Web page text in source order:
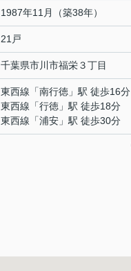
1987年11月（築38年）
21戸
千葉県市川市福栄３丁目
東西線 「南行徳 」駅 徒歩16分
東西線 「行徳 」駅 徒歩18分
東西線 「浦安 」駅 徒歩30分